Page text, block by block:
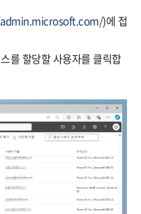
)에 접
를 할당할 사용자를 클릭합